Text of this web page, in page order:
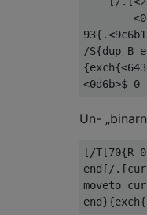
/S{dup B
Un-
[/T[70{R
end[/
moveto